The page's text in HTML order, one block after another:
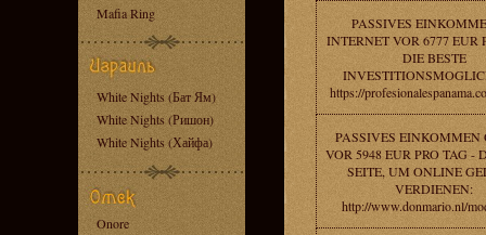
Mafia Ring
White Nights (Бат Ям)
White Nights (Ришон)
White Nights (Хайфа)
Onore
PASSIVES
INTERNET VOR 6777 EUR
DIE BESTE
https://
PASSIVES EINKOMMEN
VOR 5948 EUR PRO TAG -
SEITE, UM ONLINE
VERDIENEN:
http://www.donmario.nl/